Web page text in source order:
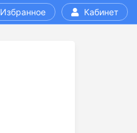
Избранное Кабинет